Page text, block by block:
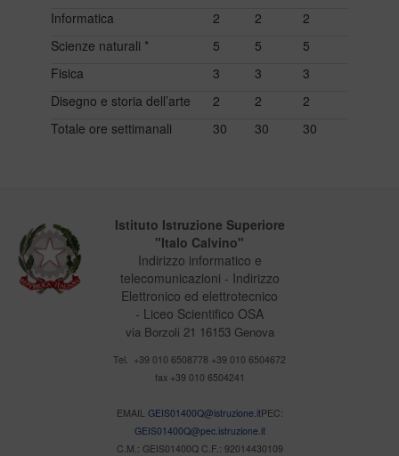
Informatica
2 2
2
Scienze naturali *
5 5
5
Fisica
3 3
3
Disegno e storia dell’arte
2 2
2
Totale ore settimanali
30 30 30
Istituto Istruzione Superiore
"Italo Calvino"
Indirizzo informatico e
telecomunicazioni - Indirizzo
Elettronico ed elettrotecnico
- Liceo Scientifico OSA
via Borzoli 21 16153 Genova
Tel. +39 010 6508778 +39 010 6504672
fax +39 010 6504241
EMAIL GEIS01400Q@istruzione.itPEC:
GEIS01400Q@pec.istruzione.it
C.M.: GEIS01400Q C.F.: 92014430109